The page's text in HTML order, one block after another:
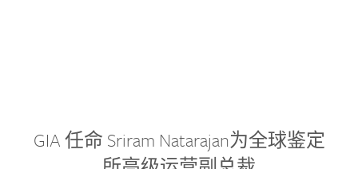
GIA 任命 Sriram Natarajan为全球鉴定